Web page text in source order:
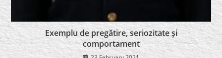
Exemplu de pregătire, seriozitate și
comportament